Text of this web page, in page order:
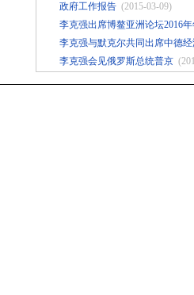
政府工作报告 (2015-03-09)
李克强出席博鳌亚洲论坛2016
李克强与默克尔共同出席中德
李克强会见俄罗斯总统普京